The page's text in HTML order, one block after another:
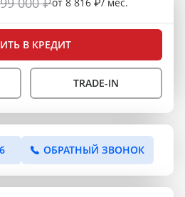
В КРЕДИТ
TRADE-IN
ОБРАТНЫЙ ЗВОНОК